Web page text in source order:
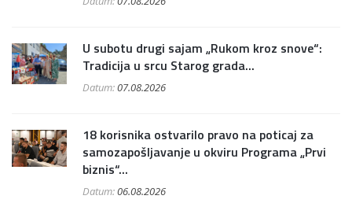
U subotu drugi sajam „Rukom kroz snove“:
Tradicija u srcu Starog grada...
Datum:07.08.2026
18 korisnika ostvarilo pravo na poticaj za
samozapošljavanje u okviru Programa „Prvi
biznis“...
Datum:06.08.2026